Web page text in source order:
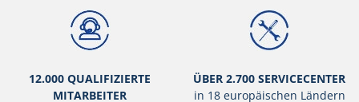
12.000 QUALIFIZIERTE
MITARBEITER
ÜBER 2.700 SERVICECENTER
in 18 europäischen Ländern